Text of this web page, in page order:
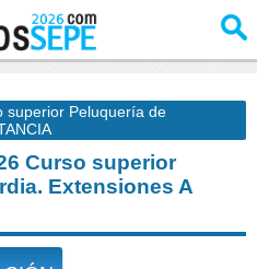
superior Peluquería de
Curso superior
Extensiones A